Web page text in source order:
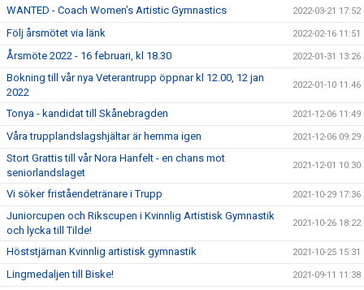
WANTED - Coach Women’s Artistic Gymnastics 2022-03-21 17:52
Följ årsmötet via länk 2022-02-16 11:51
Årsmöte 2022 - 16 februari, kl 18.30 2022-01-31 13:26
Bokning till vår nya Veterantrupp öppnar kl 12.00, 12 jan
2022
2022-01-10 11:46
Tonya - kandidat till Skånebragden 2021-12-06 11:49
Våra trupplandslagshjältar är hemma igen 2021-12-06 09:29
Stort Grattis till vår Nora Hanfelt - en chans mot
seniorlandslaget
2021-12-01 10:30
Vi söker friståendetränare i Trupp 2021-10-29 17:36
Juniorcupen och Rikscupen i Kvinnlig Artistisk Gymnastik
och lycka till Tilde!
2021-10-26 18:22
Höststjärnan Kvinnlig artistisk gymnastik 2021-10-25 15:31
Lingmedaljen till Biske! 2021-09-11 11:38